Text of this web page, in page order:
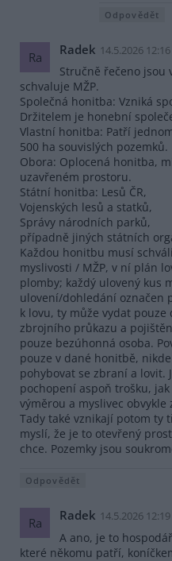
Odpovědět
Ra Radek 14.5.2026 12:16
Stručně řečeno jsou
schvaluje MŽP.
Společná honitba: Vzniká
Držitelem je honební
Vlastní honitba: Patří
500 ha souvislých pozemků.
Obora: Oplocená honitba,
uzavřeném prostoru.
Státní honitba: Lesů ČR,
Vojenských lesů a statků,
Správy národních parků,
případně jiných státních
Každou honitbu musí
myslivosti / MŽP, v ní plán
plomby; každý ulovený kus
ulovení/dohledání označen
k lovu, ty může vydat
zbrojního průkazu a
pouze bezúhonná osoba.
pouze v dané honitbě,
pohybovat se zbraní a lovit.
pochopení aspoň trošku,
výměrou a myslivec
Tady také vznikají potom ty
myslí, že je to otevřený
chce. Pozemky jsou
Odpovědět
Ra Radek 14.5.2026 12:19
A ano, je to
které někomu patří,